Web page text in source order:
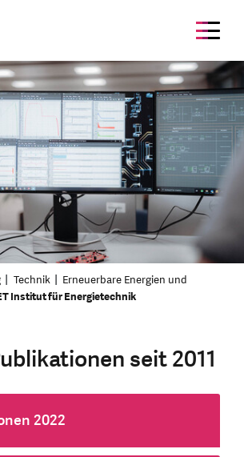
Technik
Erneuerbare Energien und
Institut für Energietechnik
seit 2011
2022